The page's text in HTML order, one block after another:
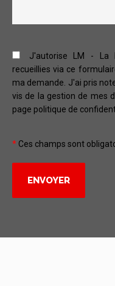
J'autorise LM - La
recueillies via ce
ma demande. J'ai pris
vis de la gestion de mes
page politique de
* Ces champs sont